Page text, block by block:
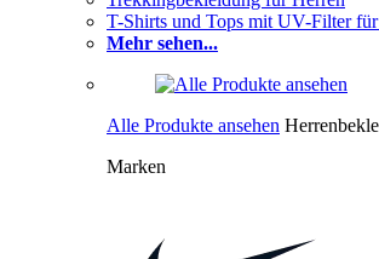
T-Shirts und Tops mit UV-Filter
Mehr sehen...
Alle Produkte ansehen
Marken